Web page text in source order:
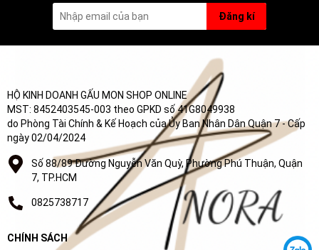
Đăng kí
HỘ KINH DOANH GẤU MON SHOP ONLINE
MST: 8452403545-003 theo GPKD số 41G8049938
do Phòng Tài Chính & Kế Hoạch của Ủy Ban Nhân Dân Quận 7 - Cấp
ngày 02/04/2024
Số 88/89 Đường Nguyễn Văn Quỳ, Phường Phú Thuận, Quận
7, TP.HCM
0825738717
CHÍNH SÁCH